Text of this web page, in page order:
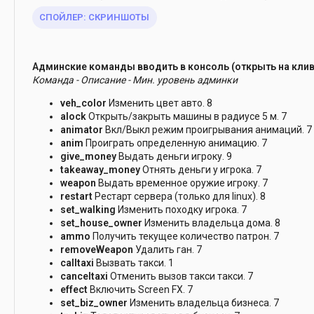
СПОЙЛЕР: СКРИНШОТЫ
Админские команды вводить в консоль (открыть на
Команда - Описание - Мин. уровень админки
veh_color Изменить цвет авто. 8
alockОткрыть/закрыть машины в радиусе 5 м. 7
animator Вкл/Выкл режим проигрывания анимаций. 7
anim Проиграть определенную анимацию. 7
give_money Выдать деньги игроку. 9
takeaway_moneyОтнять деньги у игрока. 7
weapon Выдать временное оружие игроку. 7
restart Рестарт сервера (только для linux). 8
set_walking Изменить походку игрока. 7
set_house_owner Изменить владельца дома. 8
ammo Получить текущее количество патрон. 7
removeWeapon Удалить ган. 7
calltaxi Вызвать такси. 1
canceltaxi Отменить вызов такси такси. 7
effect Включить Screen FX. 7
set_biz_owner Изменить владельца бизнеса. 7